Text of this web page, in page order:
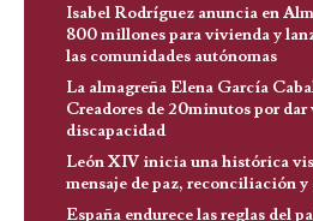
Isabel Rodríguez anuncia en
800 millones para vivienda y
las comunidades autónomas
La almagreña Elena García
Creadores de 20minutos por dar
discapacidad
León XIV inicia una histórica
mensaje de paz, reconciliación
España endurece las reglas del